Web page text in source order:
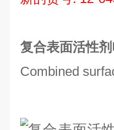
复合表面活性
Combined